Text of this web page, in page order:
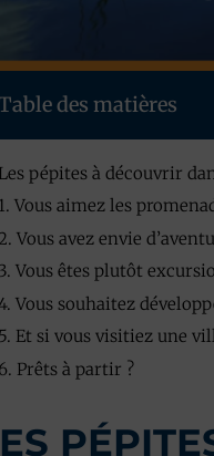
des matières
Les pépites à découvrir
1. Vous aimez les
2. Vous avez envie
3. Vous êtes plutôt
Vous souhaitez
5. Et si vous visitiez une
6. Prêts à partir ?